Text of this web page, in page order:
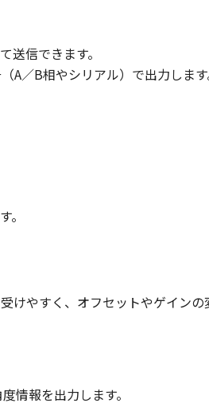
信できます。
／B相やシリアル）で出力します
。
けやすく、オフセットやゲインの
情報を出力します。